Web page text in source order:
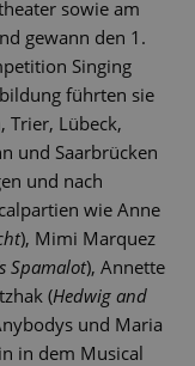
sowie am
gewann den 1.
Singing
führten sie
Trier, Lübeck,
und Saarbrücken
und nach
wie Anne
), Mimi Marquez
Spamalot), Annette
(Hedwig and
und Maria
in dem Musical